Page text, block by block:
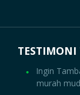
TESTIMONI
Ingin
murah